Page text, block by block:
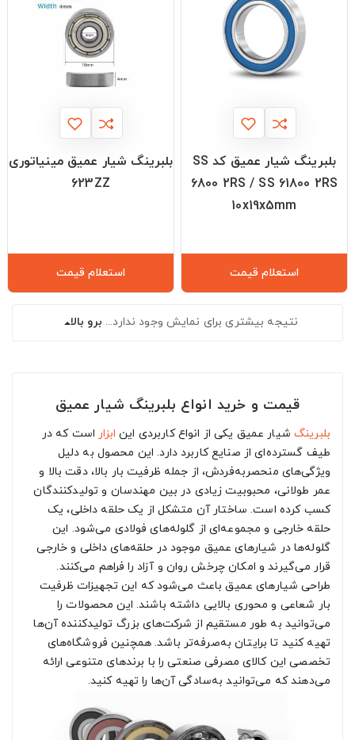
بلبرینگ شیار عمیق کد SS
6800 2RS / SS 61800 2RS
10x19x5mm
استعلام قیمت
بلبرینگ شیار عمیق مینیاتوری
623ZZ
استعلام قیمت
نتیجه بیشتری برای نمایش وجود ندارد... برو بالا
قیمت و خرید انواع بلبرینگ شیار عمیق
بلبرینگشیار عمیق یکی از انواع کاربردی این ابزار است که در
طیف گسترده‌ای از صنایع کاربرد دارد. این محصول به دلیل
ویژگی‌های منحصربه‌فردش، از جمله ظرفیت بار بالا، دقت بالا و
عمر طولانی، محبوبیت زیادی در بین مهندسان و تولیدکنندگان
کسب کرده است. ساختار آن متشکل از یک حلقه داخلی، یک
حلقه خارجی و مجموعه‌ای از گلوله‌های فولادی می‌شود. این
گلوله‌ها در شیارهای عمیق موجود در حلقه‌های داخلی و خارجی
قرار می‌گیرند و امکان چرخش روان و آزاد را فراهم می‌کنند.
طراحی شیارهای عمیق باعث می‌شود که این تجهیزات ظرفیت
بار شعاعی و محوری بالایی داشته باشند. این محصولات را
می‌توانید به طور مستقیم از شرکت‌های بزرگ تولیدکننده آن‌ها
تهیه کنید تا برایتان به‌صرفه‌تر باشد. همچنین فروشگاه‌های
تخصصی این کالای مصرفی صنعتی را با برندهای متنوعی ارائه
می‌دهند که می‌توانید به‌سادگی آن‌ها را تهیه کنید.